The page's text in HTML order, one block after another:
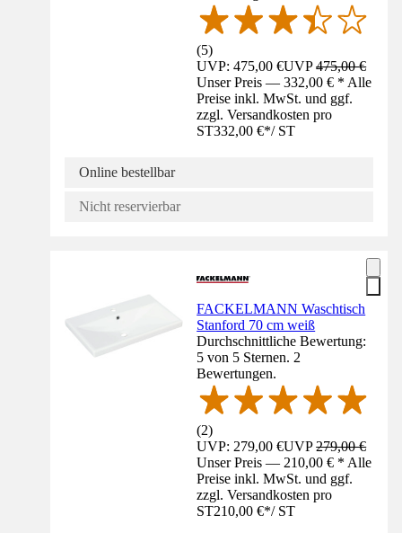
(5)
UVP: 475,00 €UVP475,00 €
Unser Preis — 332,00 € * Alle
Preise inkl. MwSt. und ggf.
zzgl. Versandkosten pro
ST332,00 €*/ ST
Online bestellbar
Nicht reservierbar
FACKELMANN Waschtisch
Stanford 70 cm weiß
Durchschnittliche Bewertung:
5 von 5 Sternen. 2
Bewertungen.
(2)
UVP: 279,00 €UVP279,00 €
Unser Preis — 210,00 € * Alle
Preise inkl. MwSt. und ggf.
zzgl. Versandkosten pro
ST210,00 €*/ ST